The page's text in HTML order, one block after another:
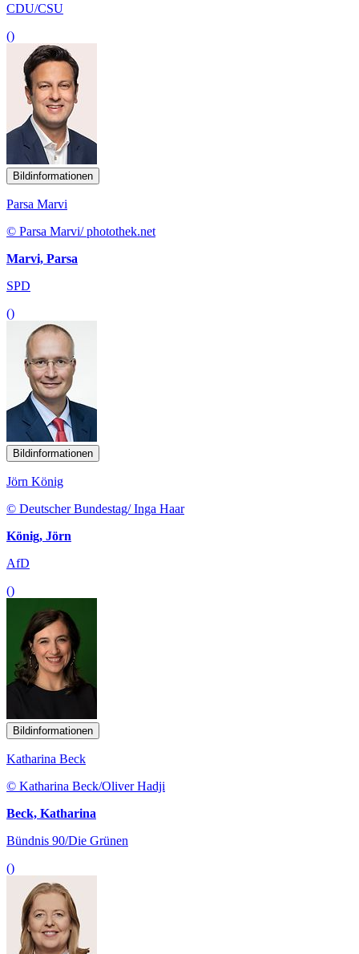
CDU/CSU
()
Bildinformationen
Parsa Marvi
© Parsa Marvi/ photothek.net
Marvi, Parsa
SPD
()
Bildinformationen
Jörn König
© Deutscher Bundestag/ Inga Haar
König, Jörn
AfD
()
Bildinformationen
Katharina Beck
© Katharina Beck/Oliver Hadji
Beck, Katharina
Bündnis 90/Die Grünen
()